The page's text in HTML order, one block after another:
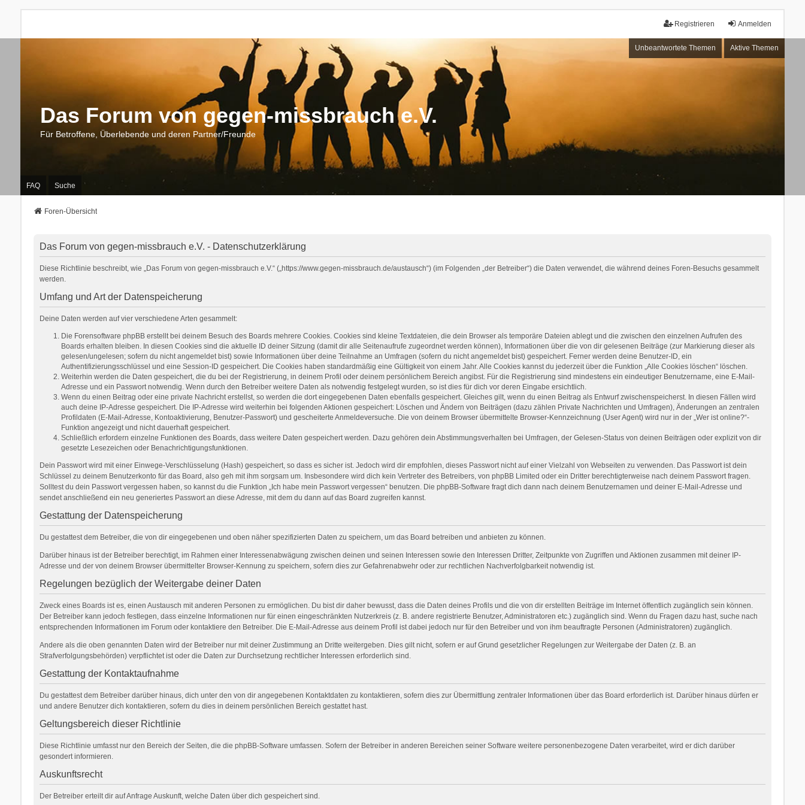
Anmelden
Registrieren
Unbeantwortete Themen Aktive Themen
Das Forum von gegen-missbrauch e.V.
Für Betroffene, Überlebende und deren Partner/Freunde
FAQ Suche
Foren-Übersicht
Das Forum von gegen-missbrauch e.V. - Datenschutzerklärung
Diese Richtlinie beschreibt, wie „Das Forum von gegen-missbrauch e.V.“ („https://www.gegen-missbrauch.de/austausch“) (im Folgenden „der Betreiber“) die Daten verwendet, die während deines Foren-Besuchs gesammelt
werden.
Umfang und Art der Datenspeicherung
Deine Daten werden auf vier verschiedene Arten gesammelt:
Die Forensoftware phpBB erstellt bei deinem Besuch des Boards mehrere Cookies. Cookies sind kleine Textdateien, die dein Browser als temporäre Dateien ablegt und die zwischen den einzelnen Aufrufen des
Boards erhalten bleiben. In diesen Cookies sind die aktuelle ID deiner Sitzung (damit dir alle Seitenaufrufe zugeordnet werden können), Informationen über die von dir gelesenen Beiträge (zur Markierung dieser als
gelesen/ungelesen; sofern du nicht angemeldet bist) sowie Informationen über deine Teilnahme an Umfragen (sofern du nicht angemeldet bist) gespeichert. Ferner werden deine Benutzer-ID, ein
Authentifizierungsschlüssel und eine Session-ID gespeichert. Die Cookies haben standardmäßig eine Gültigkeit von einem Jahr. Alle Cookies kannst du jederzeit über die Funktion „Alle Cookies löschen“ löschen.
Weiterhin werden die Daten gespeichert, die du bei der Registrierung, in deinem Profil oder deinem persönlichem Bereich angibst. Für die Registrierung sind mindestens ein eindeutiger Benutzername, eine E-Mail-
Adresse und ein Passwort notwendig. Wenn durch den Betreiber weitere Daten als notwendig festgelegt wurden, so ist dies für dich vor deren Eingabe ersichtlich.
Wenn du einen Beitrag oder eine private Nachricht erstellst, so werden die dort eingegebenen Daten ebenfalls gespeichert. Gleiches gilt, wenn du einen Beitrag als Entwurf zwischenspeicherst. In diesen Fällen wird
auch deine IP-Adresse gespeichert. Die IP-Adresse wird weiterhin bei folgenden Aktionen gespeichert: Löschen und Ändern von Beiträgen (dazu zählen Private Nachrichten und Umfragen), Änderungen an zentralen
Profildaten (E-Mail-Adresse, Kontoaktivierung, Benutzer-Passwort) und gescheiterte Anmeldeversuche. Die von deinem Browser übermittelte Browser-Kennzeichnung (User Agent) wird nur in der „Wer ist online?“-
Funktion angezeigt und nicht dauerhaft gespeichert.
Schließlich erfordern einzelne Funktionen des Boards, dass weitere Daten gespeichert werden. Dazu gehören dein Abstimmungsverhalten bei Umfragen, der Gelesen-Status von deinen Beiträgen oder explizit von dir
gesetzte Lesezeichen oder Benachrichtigungsfunktionen.
Dein Passwort wird mit einer Einwege-Verschlüsselung (Hash) gespeichert, so dass es sicher ist. Jedoch wird dir empfohlen, dieses Passwort nicht auf einer Vielzahl von Webseiten zu verwenden. Das Passwort ist dein
Schlüssel zu deinem Benutzerkonto für das Board, also geh mit ihm sorgsam um. Insbesondere wird dich kein Vertreter des Betreibers, von phpBB Limited oder ein Dritter berechtigterweise nach deinem Passwort fragen.
Solltest du dein Passwort vergessen haben, so kannst du die Funktion „Ich habe mein Passwort vergessen“ benutzen. Die phpBB-Software fragt dich dann nach deinem Benutzernamen und deiner E-Mail-Adresse und
sendet anschließend ein neu generiertes Passwort an diese Adresse, mit dem du dann auf das Board zugreifen kannst.
Gestattung der Datenspeicherung
Du gestattest dem Betreiber, die von dir eingegebenen und oben näher spezifizierten Daten zu speichern, um das Board betreiben und anbieten zu können.
Darüber hinaus ist der Betreiber berechtigt, im Rahmen einer Interessenabwägung zwischen deinen und seinen Interessen sowie den Interessen Dritter, Zeitpunkte von Zugriffen und Aktionen zusammen mit deiner IP-
Adresse und der von deinem Browser übermittelter Browser-Kennung zu speichern, sofern dies zur Gefahrenabwehr oder zur rechtlichen Nachverfolgbarkeit notwendig ist.
Regelungen bezüglich der Weitergabe deiner Daten
Zweck eines Boards ist es, einen Austausch mit anderen Personen zu ermöglichen. Du bist dir daher bewusst, dass die Daten deines Profils und die von dir erstellten Beiträge im Internet öffentlich zugänglich sein können.
Der Betreiber kann jedoch festlegen, dass einzelne Informationen nur für einen eingeschränkten Nutzerkreis (z. B. andere registrierte Benutzer, Administratoren etc.) zugänglich sind. Wenn du Fragen dazu hast, suche nach
entsprechenden Informationen im Forum oder kontaktiere den Betreiber. Die E-Mail-Adresse aus deinem Profil ist dabei jedoch nur für den Betreiber und von ihm beauftragte Personen (Administratoren) zugänglich.
Andere als die oben genannten Daten wird der Betreiber nur mit deiner Zustimmung an Dritte weitergeben. Dies gilt nicht, sofern er auf Grund gesetzlicher Regelungen zur Weitergabe der Daten (z. B. an
Strafverfolgungsbehörden) verpflichtet ist oder die Daten zur Durchsetzung rechtlicher Interessen erforderlich sind.
Gestattung der Kontaktaufnahme
Du gestattest dem Betreiber darüber hinaus, dich unter den von dir angegebenen Kontaktdaten zu kontaktieren, sofern dies zur Übermittlung zentraler Informationen über das Board erforderlich ist. Darüber hinaus dürfen er
und andere Benutzer dich kontaktieren, sofern du dies in deinem persönlichen Bereich gestattet hast.
Geltungsbereich dieser Richtlinie
Diese Richtlinie umfasst nur den Bereich der Seiten, die die phpBB-Software umfassen. Sofern der Betreiber in anderen Bereichen seiner Software weitere personenbezogene Daten verarbeitet, wird er dich darüber
gesondert informieren.
Auskunftsrecht
Der Betreiber erteilt dir auf Anfrage Auskunft, welche Daten über dich gespeichert sind.